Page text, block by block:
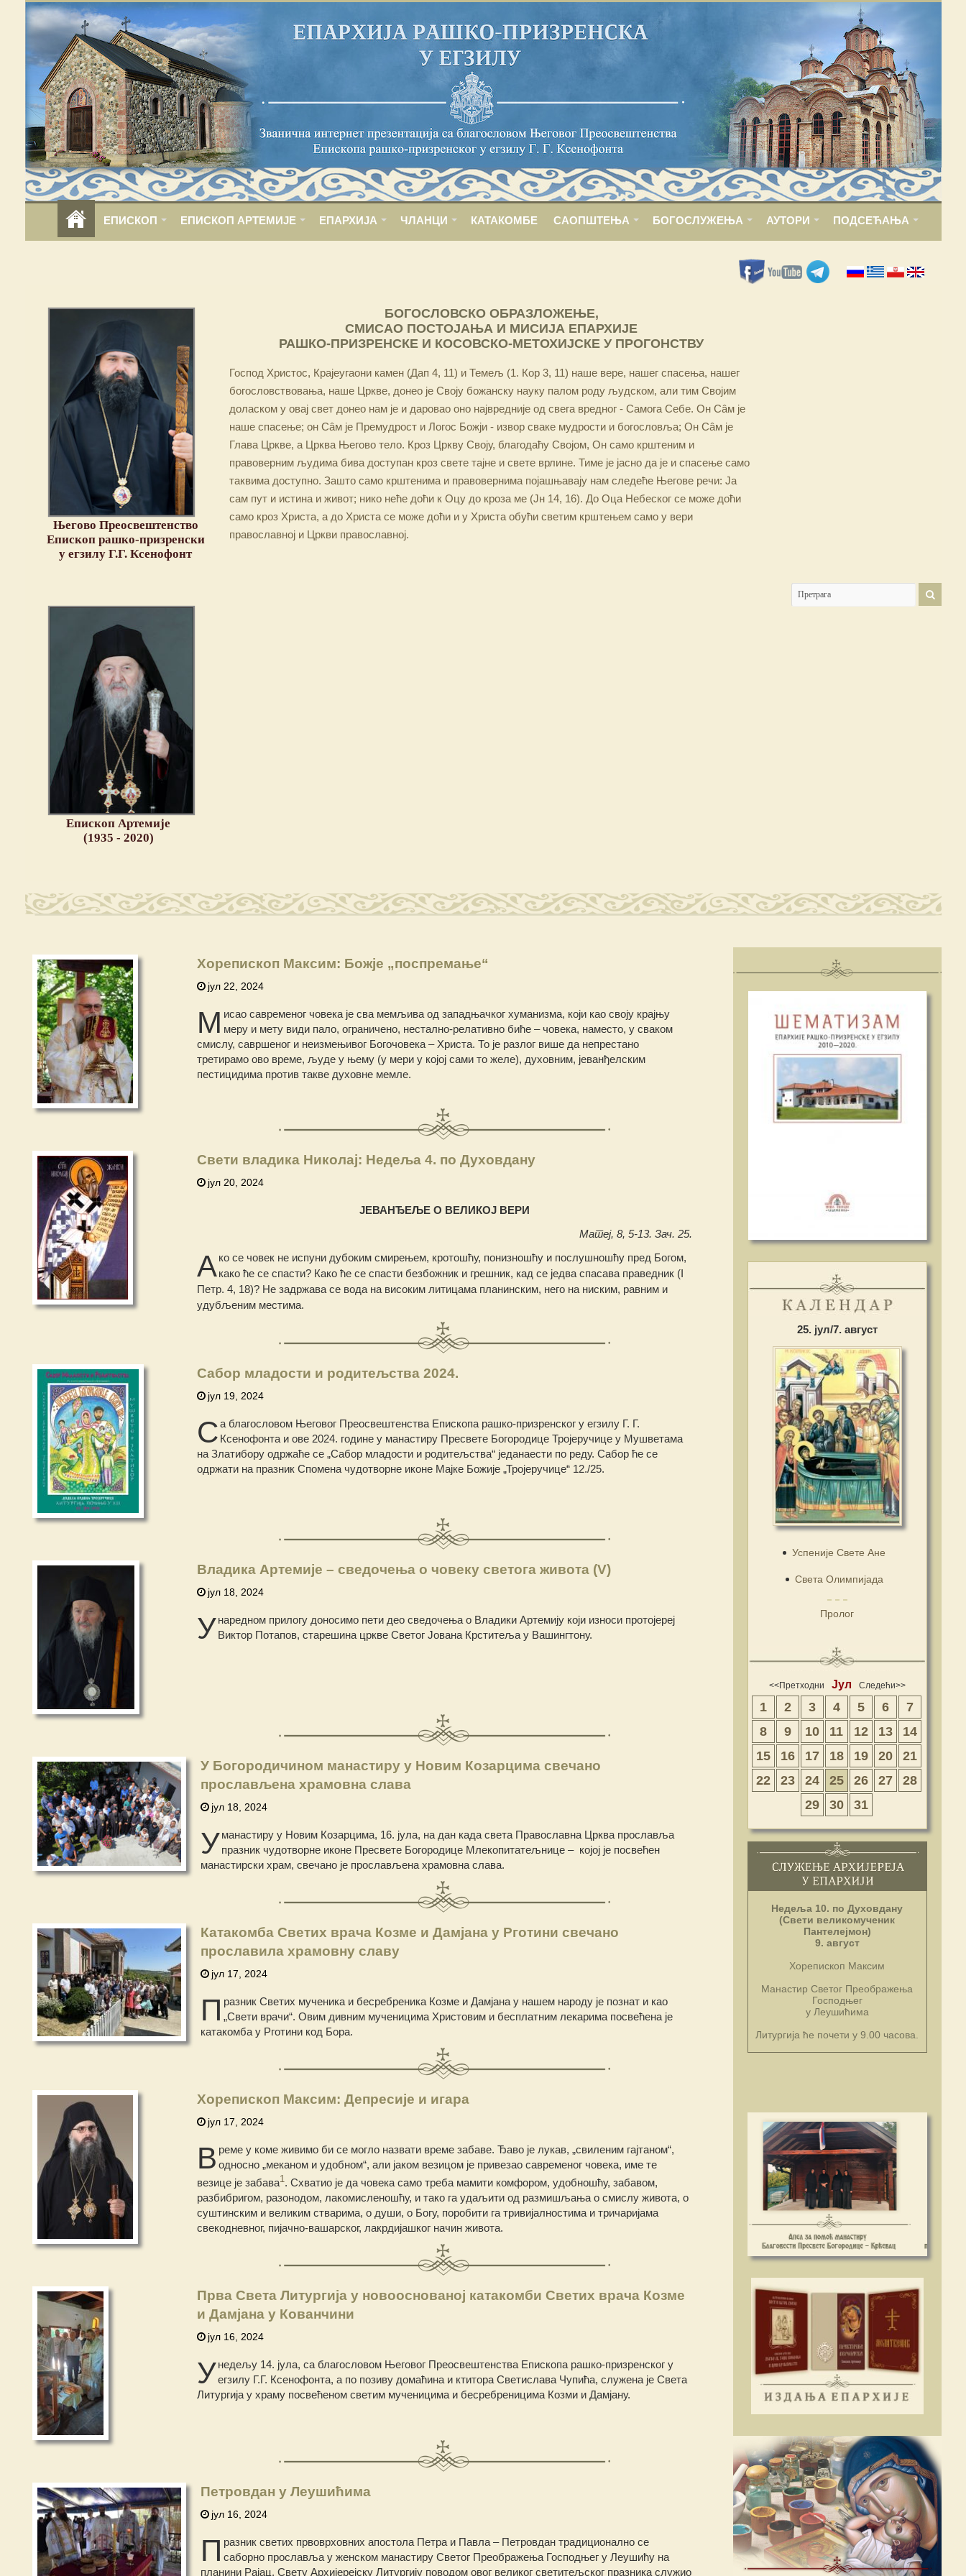
ЕПИСКОП ЕПИСКОП АРТЕМИЈЕ ЕПАРХИЈА ЧЛАНЦИ КАТАКОМБЕ САОПШТЕЊА БОГОСЛУЖЕЊА АУТОРИ ПОДСЕЋАЊА
Његово Преосвештенство
Епископ рашко-призренски
у егзилу Г.Г. Ксенофонт
БОГОСЛОВСКО ОБРАЗЛОЖЕЊЕ,
СМИСАО ПОСТОЈАЊА И МИСИЈА ЕПАРХИЈЕ
РАШКО-ПРИЗРЕНСКЕ И КОСОВСКО-МЕТОХИЈСКЕ У ПРОГОНСТВУ
Господ Христос, Крајеугаони камен (Дап 4, 11) и Темељ (1. Кор 3, 11) наше вере, нашег спасења, нашег
богословствовања, наше Цркве, донео је Своју божанску науку палом роду људском, али тим Својим
доласком у овај свет донео нам је и даровао оно највредније од свега вредног - Самога Себе. Он Сâм је
наше спасење; он Сâм је Премудрост и Логос Божји - извор сваке мудрости и богословља; Он Сâм је
Глава Цркве, а Црква Његово тело. Кроз Цркву Своју, благодаћу Својом, Он само крштеним и
правоверним људима бива доступан кроз свете тајне и свете врлине. Тиме је јасно да је и спасење само
таквима доступно. Зашто само крштенима и правовернима појашњавају нам следеће Његове речи: Ја
сам пут и истина и живот; нико неће доћи к Оцу до кроза ме (Јн 14, 16). До Оца Небеског се може доћи
само кроз Христа, а до Христа се може доћи и у Христа обући светим крштењем само у вери
православној и Цркви православној.
Епископ Артемије
(1935 - 2020)
Хорепископ Максим: Божје „поспремање“
јул 22, 2024
М исао савременог човека је сва мемљива од западњачког хуманизма, који као своју крајњу
меру и мету види пало, ограничено, нестално-релативно биће – човека, наместо, у сваком
смислу, савршеног и неизмењивог Богочовека – Христа. То је разлог више да непрестано
третирамо ово време, људе у њему (у мери у којој сами то желе), духовним, јеванђелским
пестицидима против такве духовне мемле.
Свети владика Николај: Недеља 4. по Духовдану
јул 20, 2024
ЈЕВАНЂЕЉЕ О ВЕЛИКОЈ ВЕРИ
Матеј, 8, 5-13. Зач. 25.
Ако се човек не испуни дубоким смирењем, кротошћу, понизношћу и послушношћу пред Богом,
како ће се спасти? Како ће се спасти безбожник и грешник, кад се једва спасава праведник (I
Петр. 4, 18)? Не задржава се вода на високим литицама планинским, него на ниским, равним и
удубљеним местима.
Сабор младости и родитељства 2024.
јул 19, 2024
Са благословом Његовог Преосвештенства Епископа рашко-призренског у егзилу Г. Г.
Ксенофонта и ове 2024. године у манастиру Пресвете Богородице Тројеручице у Мушветама
на Златибору одржаће се „Сабор младости и родитељства“ једанаести по реду. Сабор ће се
одржати на празник Спомена чудотворне иконе Мајке Божије „Тројеручице“ 12./25.
Владика Артемије – сведочења о човеку светога живота (V)
јул 18, 2024
Унаредном прилогу доносимo пети део сведочењa о Владики Артемију који износи протојереј
Виктор Потапов, старешина цркве Светог Јована Крститеља у Вашингтону.
У Богородичином манастиру у Новим Козарцима свечано
прослављена храмовна слава
јул 18, 2024
У манастиру у Новим Козарцима, 16. јула, на дан када света Православна Црква прославља
празник чудотворне иконе Пресвете Богородице Млекопитатељнице – којој је посвећен
манастирски храм, свечано је прослављена храмовна слава.
Катакомба Светих врача Козме и Дамјана у Рготини свечано
прославила храмовну славу
јул 17, 2024
П разник Светих мученика и бесребреника Козме и Дамјана у нашем народу је познат и као
„Свети врачи“. Овим дивним мученицима Христовим и бесплатним лекарима посвећена је
катакомба у Рготини код Бора.
Хорепископ Максим: Депресије и игара
јул 17, 2024
В реме у коме живимо би се могло назвати време забаве. Ђаво је лукав, „свиленим гајтаном“,
односно „меканом и удобном“, али јаком везицом је привезао савременог човека, име те
везице је забава1. Схватио је да човека само треба мамити комфором, удобношћу, забавом,
разбибригом, разонодом, лакомисленошћу, и тако га удаљити од размишљања о смислу живота, о
суштинским и великим стварима, о души, о Богу, поробити га тривијалностима и тричаријама
свекодневног, пијачно-вашарског, лакрдијашког начин живота.
Прва Света Литургија у новооснованој катакомби Светих врача Козме
и Дамјана у Кованчини
јул 16, 2024
Унедељу 14. јула, са благословом Његовог Преосвештенства Епископа рашко-призренског у
егзилу Г.Г. Ксенофонта, а по позиву домаћина и ктитора Светислава Чупића, служена је Света
Литургија у храму посвећеном светим мученицима и бесребреницима Козми и Дамјану.
Петровдан у Леушићима
јул 16, 2024
П разник светих првоврховних апостола Петра и Павла – Петровдан традиционално се
саборно прославља у женском манастиру Светог Преображења Господњег у Леушићу на
планини Рајац. Свету Архијерејску Литургију поводом овог великог светитељског празника служио
25. јул/7. август
Успеније Свете Ане
Света Олимпијада
Пролог
<<Претходни Јул Следећи>>
1 2 3 4 5 6
7
8
9 10 11 12 13
14
15
16 17 18 19 20
21
22
23 24 25 26 27
28
29
30 31
Недеља 10. по Духовдану
(Свети великомученик
Пантелејмон)
9. август
Хорепископ Максим
Манастир Светог Преображења
Господњег
у Леушићима
Литургија ће почети у 9.00 часова.